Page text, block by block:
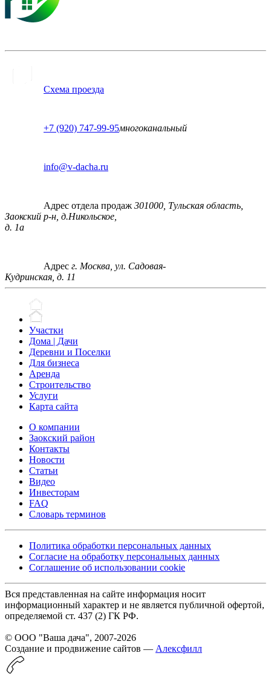
Схема проезда
+7 (920) 747-99-95многоканальный
info@v-dacha.ru
Адрес отдела продаж 301000, Тульская область,
Заокский р-н, д.Никольское,
д. 1а
Адрес г. Москва, ул. Садовая-
Кудринская, д. 11
Участки
Дома | Дачи
Деревни и Поселки
Для бизнеса
Аренда
Строительство
Услуги
Карта сайта
О компании
Заокский район
Контакты
Новости
Статьи
Видео
Инвесторам
FAQ
Словарь терминов
Политика обработки персональных данных
Согласие на обработку персональных данных
Соглашение об использовании cookie
Вся представленная на сайте информация носит
информационный характер и не является публичной офертой,
определяемой ст. 437 (2) ГК РФ.
© ООО "Ваша дача", 2007-2026
Создание и продвижение сайтов — Алексфилл